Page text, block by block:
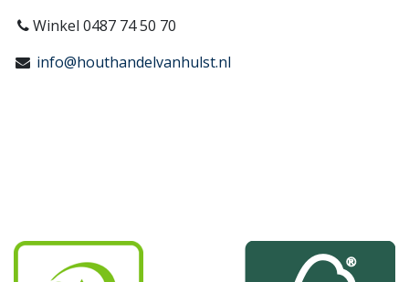
Winkel 0487 74 50 70
info@houthandelvanhulst.nl